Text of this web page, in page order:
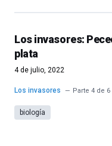
Los invasores:
plata
4 de julio, 2022
Los invasores Parte 4 de 6
biología